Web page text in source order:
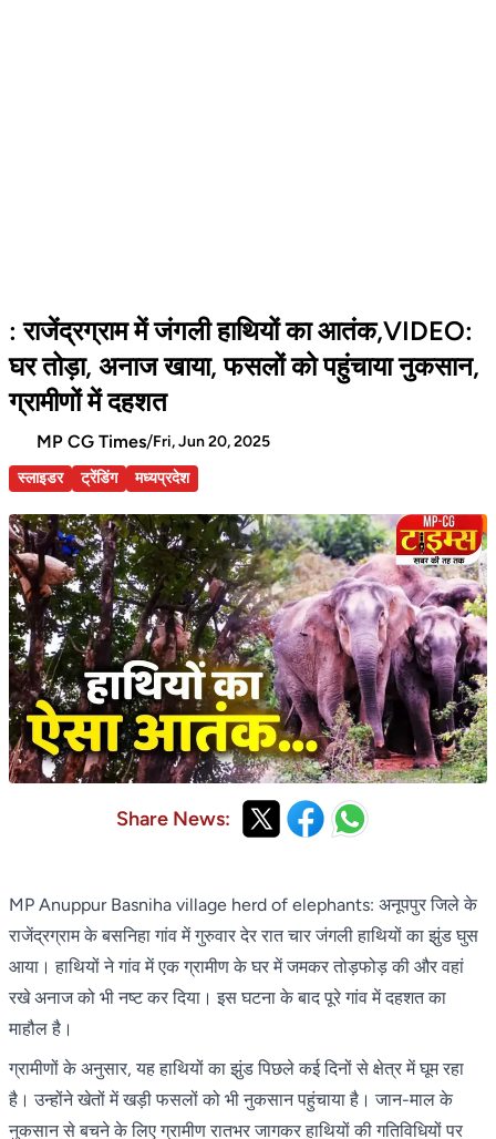
: राजेंद्रग्राम में जंगली हाथियों का आतंक,VIDEO:
घर तोड़ा, अनाज खाया, फसलों को पहुंचाया नुकसान,
ग्रामीणों में दहशत
MP CG Times/Fri, Jun 20, 2025
स्लाइडर
ट्रेंडिंग मध्यप्रदेश
Share News:
MP Anuppur Basniha village herd of elephants: अनूपपुर जिले के
राजेंद्रग्राम के बसनिहा गांव में गुरुवार देर रात चार जंगली हाथियों का झुंड घुस
आया। हाथियों ने गांव में एक ग्रामीण के घर में जमकर तोड़फोड़ की और वहां
रखे अनाज को भी नष्ट कर दिया। इस घटना के बाद पूरे गांव में दहशत का
माहौल है।
ग्रामीणों के अनुसार, यह हाथियों का झुंड पिछले कई दिनों से क्षेत्र में घूम रहा
है। उन्होंने खेतों में खड़ी फसलों को भी नुकसान पहुंचाया है। जान-माल के
नुकसान से बचने के लिए ग्रामीण रातभर जागकर हाथियों की गतिविधियों पर